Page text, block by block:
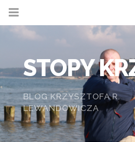
STOPY
BLOG KRZYSZTOFA R.
LEWANDOWICZA